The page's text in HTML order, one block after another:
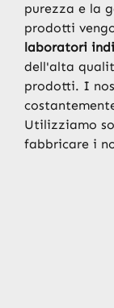
purezza e la
prodotti
laboratori
dell'alta
prodotti. I
Utilizziamo
fabbricare i